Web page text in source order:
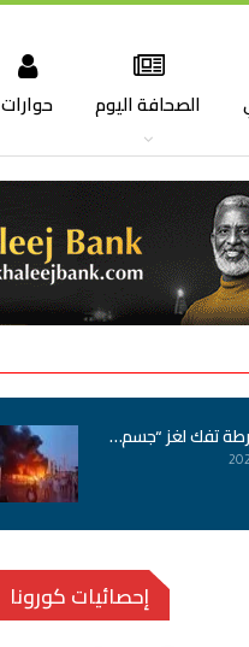
الصحافة اليوم حوارات
تفك لغز “جسم…
إحصائيات كورونا